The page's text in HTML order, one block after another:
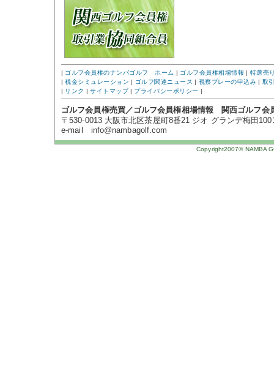
| ゴルフ会員権のナンバゴルフ ホーム | ゴルフ会員権相場情報 | 特選売
|税金シミュレーション | ゴルフ関連ニュース | 視察プレーの申込み | 取
| リンク |サイトマップ| プライバシーポリシー |
ゴルフ会員権売買／ゴルフ会員権相場情報 関西ゴルフ
〒530-0013 大阪市北区茶屋町8番21 ジオ グランデ梅田
e-mail info@nambagolf.com
Copyright2007© NAMBA